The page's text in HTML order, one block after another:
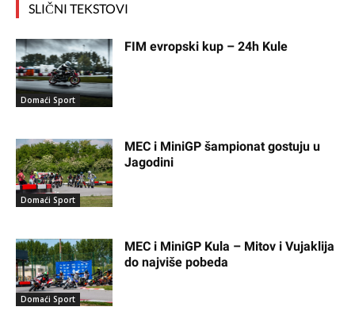
SLIČNI TEKSTOVI
Domaći Sport
FIM evropski kup – 24h Kule
Domaći Sport
MEC i MiniGP šampionat gostuju u
Jagodini
Domaći Sport
MEC i MiniGP Kula – Mitov i Vujaklija
do najviše pobeda